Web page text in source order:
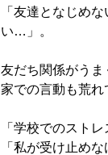
「友達となじめ
い…」。
友だち関係がうま
家での言動も荒れ
「学校でのスト
「私が受け止め